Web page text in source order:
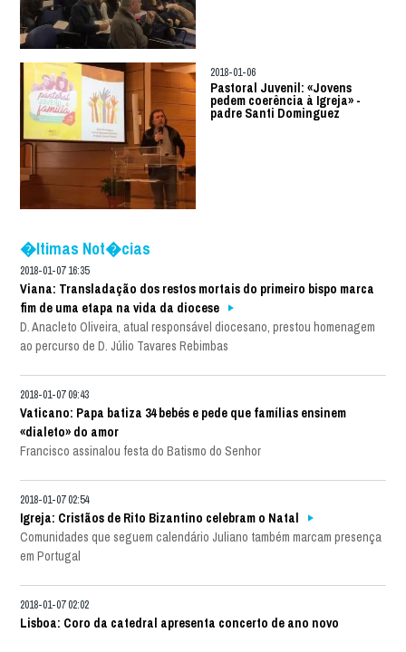
2018-01-06
Pastoral Juvenil: «Jovens
pedem coerência à Igreja» -
padre Santi Dominguez
�ltimas Not�cias
2018-01-07 16:35
Viana: Transladação dos restos mortais do primeiro bispo marca
fim de uma etapa na vida da diocese
D. Anacleto Oliveira, atual responsável diocesano, prestou homenagem
ao percurso de D. Júlio Tavares Rebimbas
2018-01-07 09:43
Vaticano: Papa batiza 34 bebés e pede que famílias ensinem
«dialeto» do amor
Francisco assinalou festa do Batismo do Senhor
2018-01-07 02:54
Igreja: Cristãos de Rito Bizantino celebram o Natal
Comunidades que seguem calendário Juliano também marcam presença
em Portugal
2018-01-07 02:02
Lisboa: Coro da catedral apresenta concerto de ano novo